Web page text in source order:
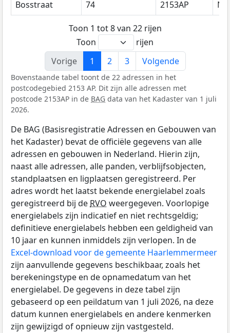
Bosstraat
74 2153AP
Toon 1 tot 8 van 22 rijen
Toon
rijen
Vorige
1 2 3 Volgende
Bovenstaande tabel toont de 22 adressen in het
postcodegebied 2153 AP. Dit zijn alle adressen met
postcode 2153AP in de BAG data van het Kadaster van 1 juli
2026.
De BAG (Basisregistratie Adressen en Gebouwen van
het Kadaster) bevat de officiële gegevens van alle
adressen en gebouwen in Nederland. Hierin zijn,
naast alle adressen, alle panden, verblijfsobjecten,
standplaatsen en ligplaatsen geregistreerd. Per
adres wordt het laatst bekende energielabel zoals
geregistreerd bij de RVO weergegeven. Voorlopige
energielabels zijn indicatief en niet rechtsgeldig;
definitieve energielabels hebben een geldigheid van
10 jaar en kunnen inmiddels zijn verlopen. In de
Excel-download voor de gemeente Haarlemmermeer
zijn aanvullende gegevens beschikbaar, zoals het
berekeningstype en de opnamedatum van het
energielabel. De gegevens in deze tabel zijn
gebaseerd op een peildatum van 1 juli 2026, na deze
datum kunnen energielabels en andere kenmerken
zijn gewijzigd of opnieuw zijn vastgesteld.